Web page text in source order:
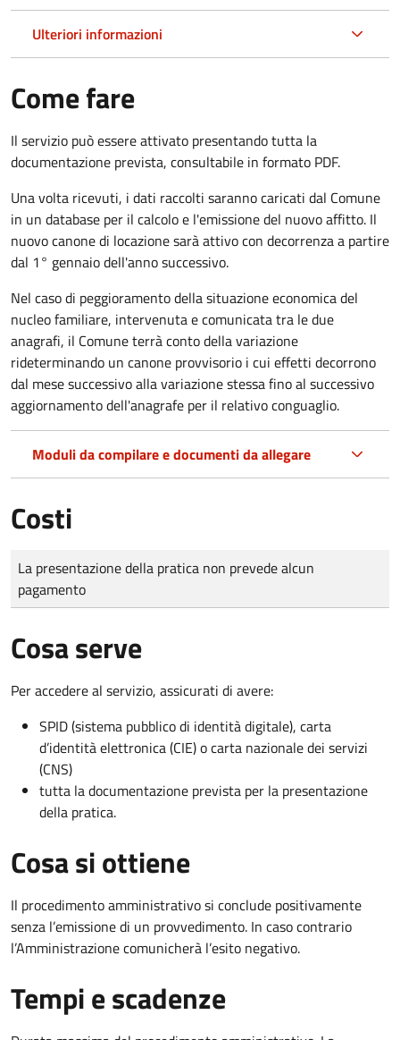
Ulteriori informazioni
Come fare
Il servizio può essere attivato presentando tutta la
documentazione prevista, consultabile in formato PDF.
Una volta ricevuti, i dati raccolti saranno caricati dal Comune
in un database per il calcolo e l'emissione del nuovo affitto. Il
nuovo canone di locazione sarà attivo con decorrenza a partire
dal 1° gennaio dell'anno successivo.
Nel caso di peggioramento della situazione economica del
nucleo familiare, intervenuta e comunicata tra le due
anagrafi, il Comune terrà conto della variazione
rideterminando un canone provvisorio i cui effetti decorrono
dal mese successivo alla variazione stessa fino al successivo
aggiornamento dell'anagrafe per il relativo conguaglio.
Moduli da compilare e documenti da allegare
Costi
Tipo di pagamento
Importo
La presentazione della pratica non prevede alcun
pagamento
Cosa serve
Per accedere al servizio, assicurati di avere:
SPID (sistema pubblico di identità digitale), carta
d’identità elettronica (CIE) o carta nazionale dei servizi
(CNS)
tutta la documentazione prevista per la presentazione
della pratica.
Cosa si ottiene
Il procedimento amministrativo si conclude positivamente
senza l’emissione di un provvedimento. In caso contrario
l’Amministrazione comunicherà l’esito negativo.
Tempi e scadenze